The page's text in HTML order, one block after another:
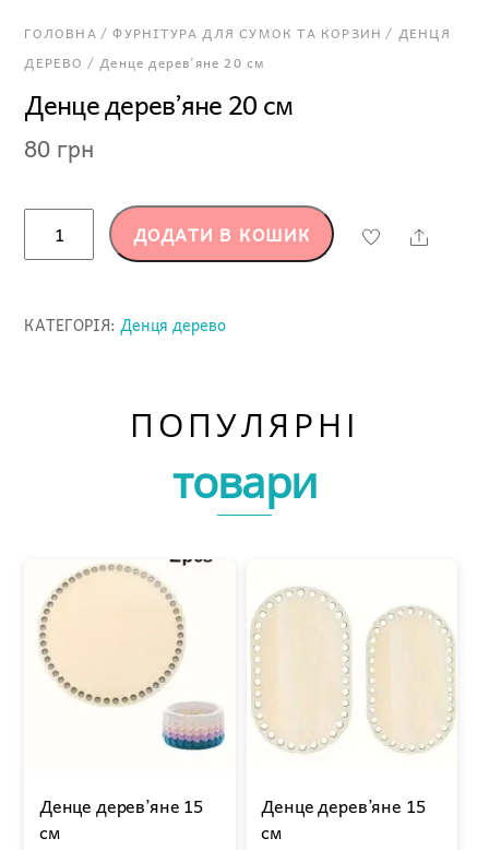
ГОЛОВНА/ФУРНІТУРА ДЛЯ СУМОК ТА КОРЗИН / ДЕНЦЯ
ДЕРЕВО / Денце дерев’яне 20 см
Денце дерев’яне 20 см
80 грн
дерев'яне
кількість
ДОДАТИ В КОШИК Share
КАТЕГОРІЯ:Денця дерево
ПОПУЛЯРНІ
товари
Денце дерев’яне 15
см
Денце дерев’яне 15
см